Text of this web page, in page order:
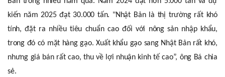
kiến năm 2025 đạt 30.000 tấn. "Nhật Bản là thị trường rất khó
tính, đặt ra nhiều tiêu chuẩn cao đối với nông sản nhập khẩu,
trong đó có mặt hàng gạo. Xuất khẩu gạo sang Nhật Bản rất khó,
nhưng giá bán rất cao, thu về lợi nhuận kinh tế cao”, ông Bá chia
sẻ.